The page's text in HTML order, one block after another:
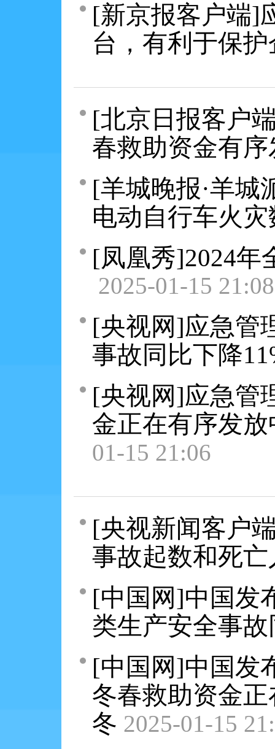
[新京报客户端]
台，有利于保
[北京日报客户
春救助资金有
[羊城晚报·羊城
电动自行车火
[凤凰秀]2024年
2025-01-15 21:08
[央视网]应急管
事故同比下降
[央视网]应急管
金正在有序发
01-15 21:06
[央视新闻客户
事故起数和死
[中国网]中国发
类生产安全事
[中国网]中国发
冬春救助资金
冬 2025-01-15